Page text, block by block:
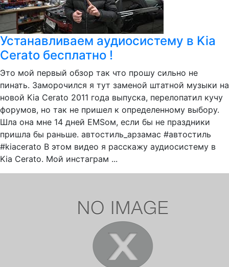
Устанавливаем аудиосистему в Kia
Cerato бесплатно !
Это мой первый обзор так что прошу сильно не
пинать. Заморочился я тут заменой штатной музыки на
новой Kia Cerato 2011 года выпуска, перелопатил кучу
форумов, но так не пришел к определенному выбору.
Шла она мне 14 дней EMSом, если бы не праздники
пришла бы раньше. автостиль_арзамас #автостиль
#kiacerato В этом видео я расскажу аудиосистему в
Kia Cerato. Мой инстаграм ...